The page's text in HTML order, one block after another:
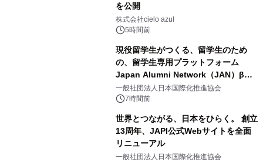
を公開
株式会社cielo azul
5時間前
現役留学生がつくる、留学生のため
の、留学生専用プラットフォーム
Japan Alumni Network（JAN）β版
をリリース
一般社団法人日本国際化推進協会
7時間前
世界とつながる、日本をひらく。 創立
13周年、JAPI公式Webサイトを全面
リニューアル
一般社団法人日本国際化推進協会